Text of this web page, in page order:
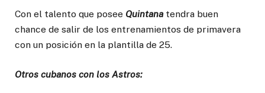
Con el talento que posee Quintanatendra buen
chance de salir de los entrenamientos de primavera
con un posición en la plantilla de 25.
Otros cubanos con los Astros: